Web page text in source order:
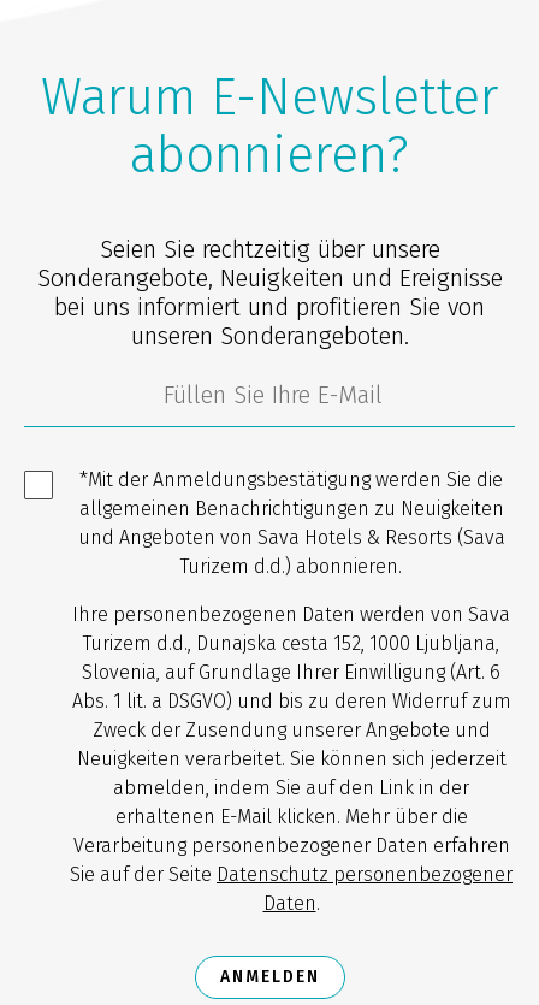
Warum E-Newsletter
abonnieren?
Seien Sie rechtzeitig über unsere
Sonderangebote, Neuigkeiten und Ereignisse
bei uns informiert und profitieren Sie von
unseren Sonderangeboten.
*Mit der Anmeldungsbestätigung werden Sie die
allgemeinen Benachrichtigungen zu Neuigkeiten
und Angeboten von Sava Hotels & Resorts (Sava
Turizem d.d.) abonnieren.
Ihre personenbezogenen Daten werden von Sava
Turizem d.d., Dunajska cesta 152, 1000 Ljubljana,
Slovenia, auf Grundlage Ihrer Einwilligung (Art. 6
Abs. 1 lit. a DSGVO) und bis zu deren Widerruf zum
Zweck der Zusendung unserer Angebote und
Neuigkeiten verarbeitet. Sie können sich jederzeit
abmelden, indem Sie auf den Link in der
erhaltenen E-Mail klicken. Mehr über die
Verarbeitung personenbezogener Daten erfahren
Sie auf der Seite Datenschutz personenbezogener
Daten.
ANMELDEN